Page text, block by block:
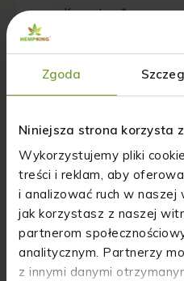
Zgoda
Niniejsza strona korzysta
Wykorzystujemy pliki
treści i reklam, aby
i analizować ruch w naszej
jak korzystasz z naszej
partnerom
analitycznym. Partnerzy
z innymi danymi
Komentarz*
Nazwa
Adres email*